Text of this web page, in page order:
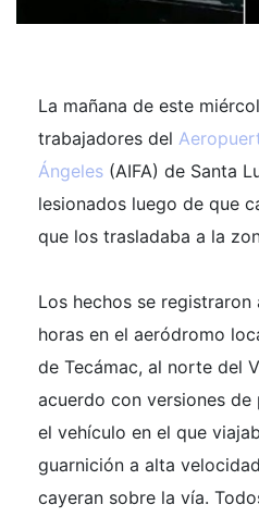
La mañana de este
trabajadores del
Ángeles (AIFA) de Santa
lesionados luego de que
que los trasladaba a la
Los hechos se
horas en el aeródromo
de Tecámac, al norte del
acuerdo con versiones
el vehículo en el que
guarnición a alta
cayeran sobre la vía.